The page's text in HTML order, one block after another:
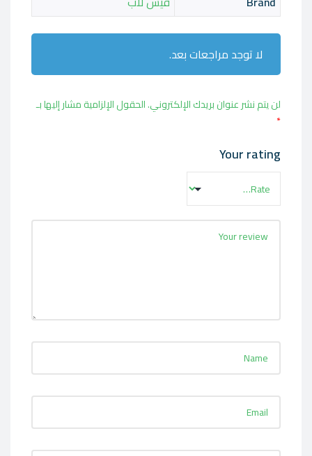
لا توجد مراجعات بعد.
لن يتم نشر عنوان بريدك الإلكتروني.الحقول الإلزامية مشار إليها بـ
*
Your rating